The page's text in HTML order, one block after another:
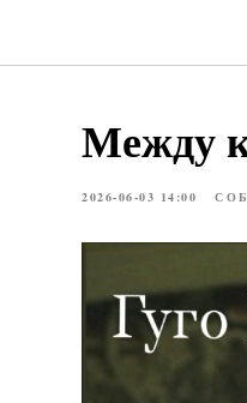
Между
2026-06-03 14:00